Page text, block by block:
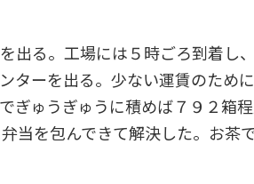
出る。工場には５時ごろ到着し
ターを出る。少ない運賃のため
ぎゅうぎゅうに積めば７９２箱
当を包んできて解決した。お茶